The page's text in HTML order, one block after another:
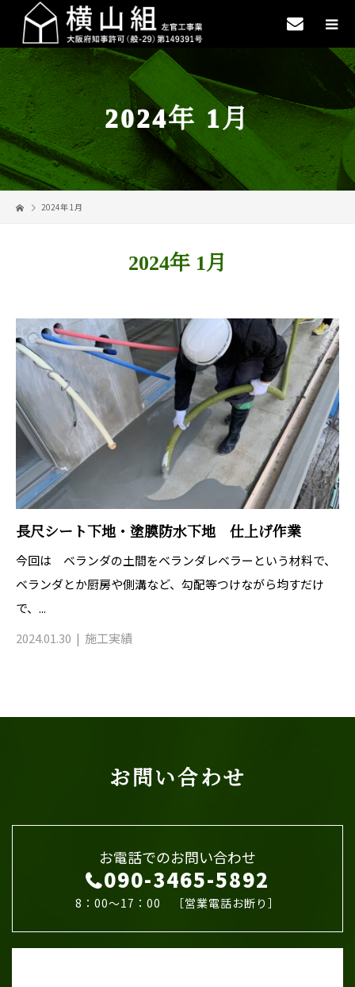
2024年 1月
2024年 1月
2024年 1月
長尺シート下地・塗膜防水下地 仕上げ作業
今回は ベランダの土間をベランダレベラーという材料で、
ベランダとか厨房や側溝など、勾配等つけながら均すだけ
で、...
2024.01.30
施工実績
お問い合わせ
お電話でのお問い合わせ
090-3465-5892
8：00～17：00 ［営業電話お断り］